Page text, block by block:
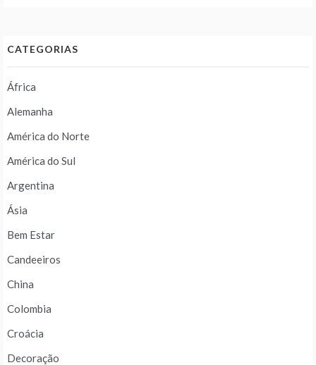
CATEGORIAS
África
Alemanha
América do Norte
América do Sul
Argentina
Ásia
Bem Estar
Candeeiros
China
Colombia
Croácia
Decoração